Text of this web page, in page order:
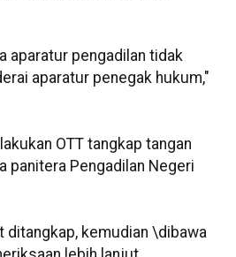
aparatur pengadilan tidak
aparatur penegak hukum,"
OTT tangkap tangan
panitera Pengadilan Negeri
ditangkap, kemudian \dibawa